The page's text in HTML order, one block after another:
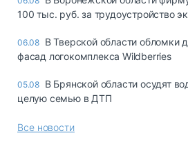
100 тыс. руб. за трудоустройство
06.08 В Тверской области обломки
фасад логокомплекса Wildberries
05.08 В Брянской области осудят
целую семью в ДТП
Все новости